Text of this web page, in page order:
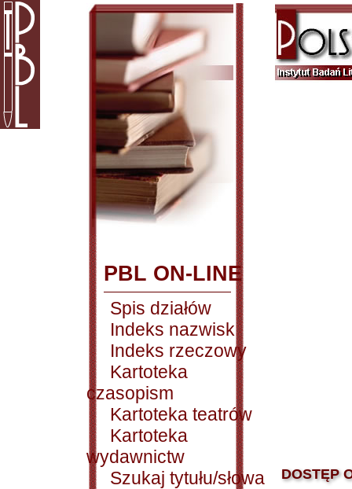
PBL ON-LINE
Spis działów
Indeks nazwisk
Indeks rzeczowy
Kartoteka
czasopism
Kartoteka teatrów
Kartoteka
wydawnictw
Szukaj tytułu/słowa
DOSTĘP